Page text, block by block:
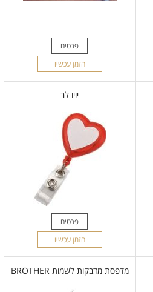
פרטים
הזמן עכשיו
יויו לב
פרטים
הזמן עכשיו
מדפסת מדבקות לשמות BROTHER